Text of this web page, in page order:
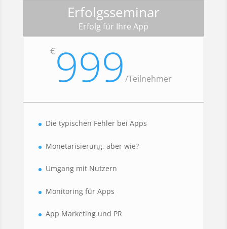
Erfolgsseminar
Erfolg für Ihre App
€999 /Teilnehmer
Die typischen Fehler bei Apps
Monetarisierung, aber wie?
Umgang mit Nutzern
Monitoring für Apps
App Marketing und PR